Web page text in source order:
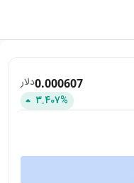
0.000607دلار
3.407%